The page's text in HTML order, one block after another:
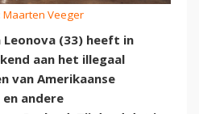
Maarten Veeger
Leonova (33) heeft in
aan het illegaal
van Amerikaanse
andere